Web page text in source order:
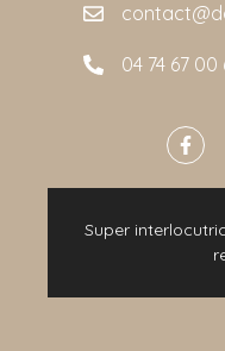
04 74 67 00
Super